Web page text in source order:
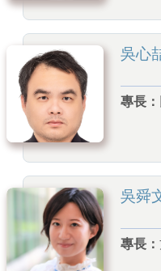
吳心
專長：
吳舜
專長：